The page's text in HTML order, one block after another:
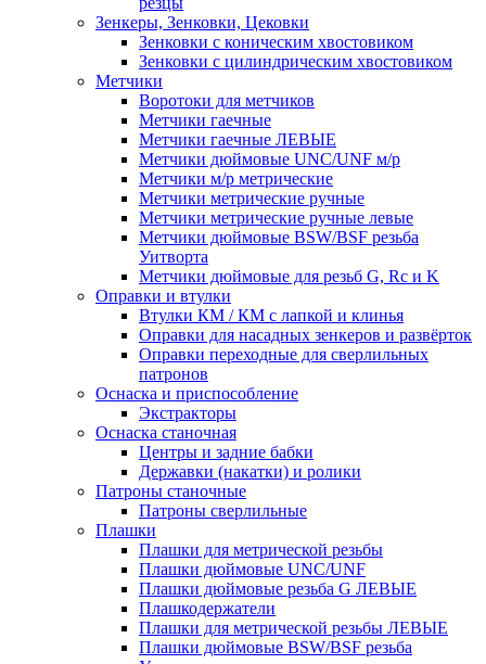
Зенкеры, Зенковки, Цековки
Зенковки с коническим хвостовиком
Зенковки с цилиндрическим хвостовиком
Метчики
Воротоки для метчиков
Метчики гаечные
Метчики гаечные ЛЕВЫЕ
Метчики дюймовые UNC/UNF м/р
Метчики м/р метрические
Метчики метрические ручные
Метчики метрические ручные левые
Метчики дюймовые BSW/BSF резьба
Уитворта
Метчики дюймовые для резьб G, Rc и K
Оправки и втулки
Втулки КМ / КМ с лапкой и клинья
Оправки для насадных зенкеров и развёрток
Оправки переходные для сверлильных
патронов
Оснаска и приспособление
Экстракторы
Оснаска станочная
Центры и задние бабки
Державки (накатки) и ролики
Патроны станочные
Патроны сверлильные
Плашки
Плашки для метрической резьбы
Плашки дюймовые UNC/UNF
Плашки дюймовые резьба G ЛЕВЫЕ
Плашкодержатели
Плашки для метрической резьбы ЛЕВЫЕ
Плашки дюймовые BSW/BSF резьба